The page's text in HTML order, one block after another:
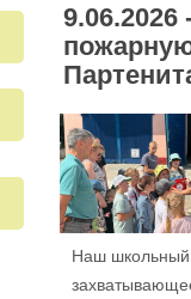
9.06.2026
Наш школьный